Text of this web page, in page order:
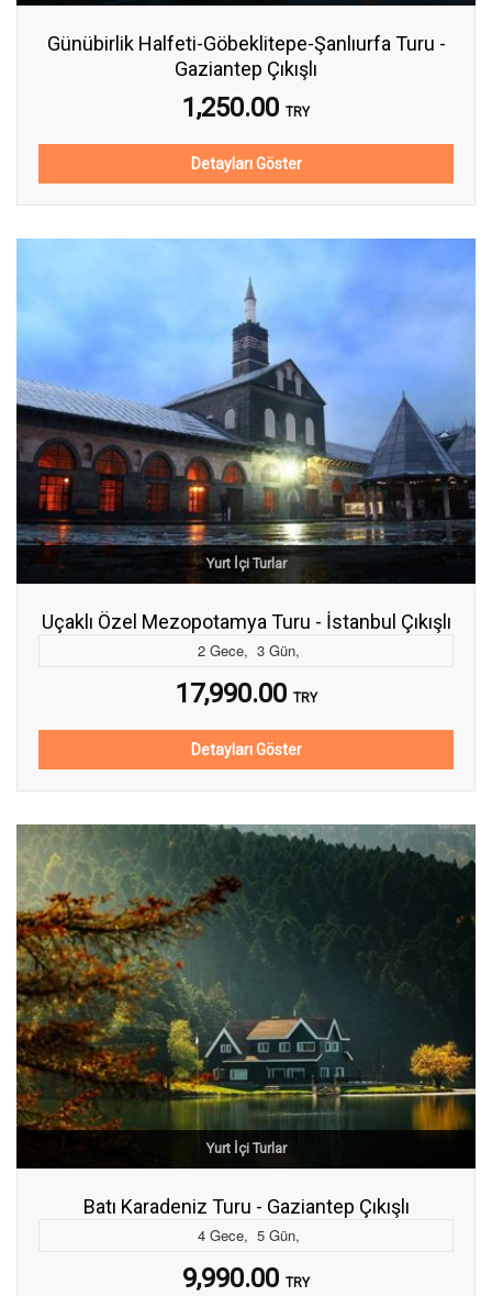
Günübirlik Halfeti-Göbeklitepe-Şanlıurfa Turu -
Gaziantep Çıkışlı
1,250.00 TRY
Detayları Göster
Yurt İçi Turlar
Uçaklı Özel Mezopotamya Turu - İstanbul Çıkışlı
2 Gece, 3 Gün,
17,990.00 TRY
Detayları Göster
Yurt İçi Turlar
Batı Karadeniz Turu - Gaziantep Çıkışlı
4 Gece, 5 Gün,
9,990.00 TRY